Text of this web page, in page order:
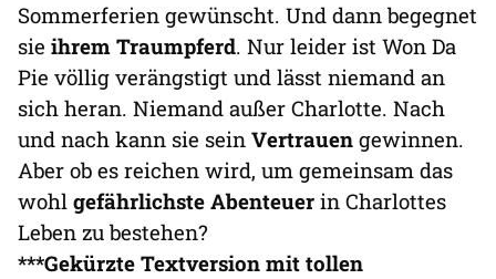
Sommerferien gewünscht. Und dann begegnet
sie ihrem Traumpferd. Nur leider ist Won Da
Pie völlig verängstigt und lässt niemand an
sich heran. Niemand außer Charlotte. Nach
und nach kann sie sein Vertrauen gewinnen.
Aber ob es reichen wird, um gemeinsam das
wohl gefährlichste Abenteuer in Charlottes
Leben zu bestehen?
***Gekürzte Textversion mit tollen